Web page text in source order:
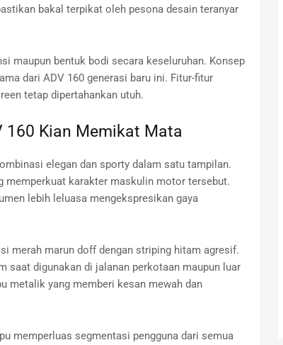
bakal terpikat oleh pesona desain teranyar
maupun bentuk bodi secara keseluruhan. Konsep
dari ADV 160 generasi baru ini. Fitur-fitur
tetap dipertahankan utuh.
160 Kian Memikat Mata
elegan dan sporty dalam satu tampilan.
memperkuat karakter maskulin motor tersebut.
lebih leluasa mengekspresikan gaya
merah marun doff dengan striping hitam agresif.
saat digunakan di jalanan perkotaan maupun luar
metalik yang memberi kesan mewah dan
memperluas segmentasi pengguna dari semua